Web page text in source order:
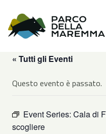
« Tutti gli Eventi
Questo evento è passato.
Event Series: Cala di
scogliere